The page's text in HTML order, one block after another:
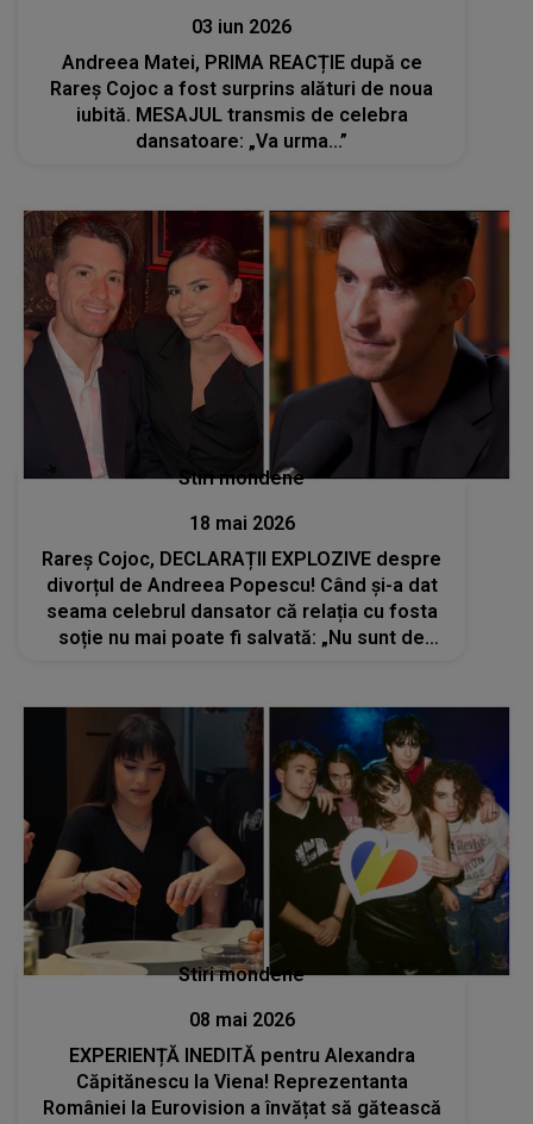
03 iun 2026
Andreea Matei, PRIMA REACȚIE după ce
Rareș Cojoc a fost surprins alături de noua
iubită. MESAJUL transmis de celebra
dansatoare: „Va urma...”
Stiri mondene
18 mai 2026
Rareș Cojoc, DECLARAȚII EXPLOZIVE despre
divorțul de Andreea Popescu! Când și-a dat
seama celebrul dansator că relația cu fosta
soție nu mai poate fi salvată: „Nu sunt de
Stiri mondene
08 mai 2026
EXPERIENȚĂ INEDITĂ pentru Alexandra
Căpitănescu la Viena! Reprezentanta
României la Eurovision a învățat să gătească